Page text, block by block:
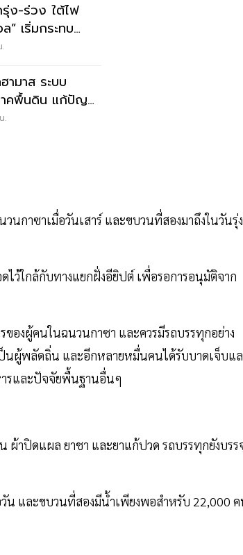
ง-ร่วง ใต้ไฟ
” เริ่มกระทบ
ามาส ระบบ
คพื้นดิน แก้ปัญหา
.
กาซาเมื่อวันเสาร์ และขบวนที่สองมาถึงในวันรุ่ง
ว้ใกล้กับทางแยกฝั่งอียิปต์ เพื่อรอการอนุมัติจาก
องผู้คนในฉนวนกาซา และควรมีรถบรรทุกอย่าง
นผู้พลัดถิ่น และอีกหลายหมื่นคนได้รับบาดเจ็บแ
ารและปัจจัยพื้นฐานอื่นๆ
ผ้าปิดแผล ยาชา และยาแก้ปวด รถบรรทุกยังบรร
น และขบวนที่สองมีน้ำเพียงพอสำหรับ 22,000